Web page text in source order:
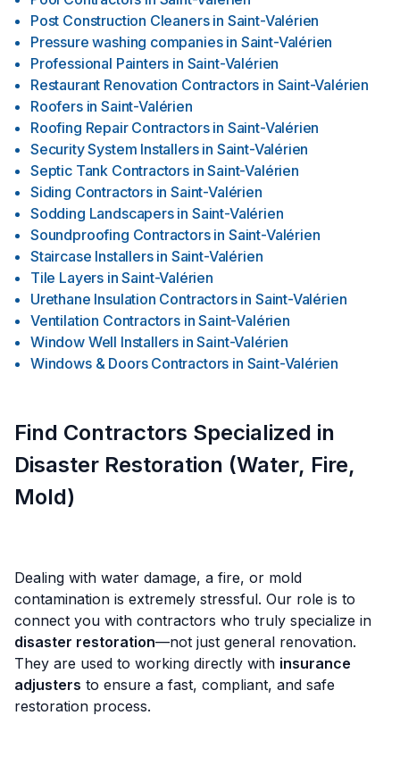
Post Construction Cleaners in Saint-Valérien
Pressure washing companies in Saint-Valérien
Professional Painters in Saint-Valérien
Restaurant Renovation Contractors in Saint-Valérien
Roofers in Saint-Valérien
Roofing Repair Contractors in Saint-Valérien
Security System Installers in Saint-Valérien
Septic Tank Contractors in Saint-Valérien
Siding Contractors in Saint-Valérien
Sodding Landscapers in Saint-Valérien
Soundproofing Contractors in Saint-Valérien
Staircase Installers in Saint-Valérien
Tile Layers in Saint-Valérien
Urethane Insulation Contractors in Saint-Valérien
Ventilation Contractors in Saint-Valérien
Window Well Installers in Saint-Valérien
Windows & Doors Contractors in Saint-Valérien
Find Contractors Specialized in
Disaster Restoration (Water, Fire,
Mold)
Dealing with water damage, a fire, or mold
contamination is extremely stressful. Our role is to
connect you with contractors who truly specialize in
disaster restoration—not just general renovation.
They are used to working directly with insurance
adjusters to ensure a fast, compliant, and safe
restoration process.